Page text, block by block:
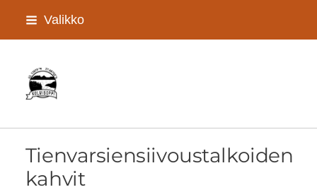
Siirry
Valikko
Kolmisopen kyläyhdistys Ry
Tienvarsiensiivoustalkoiden
kahvit